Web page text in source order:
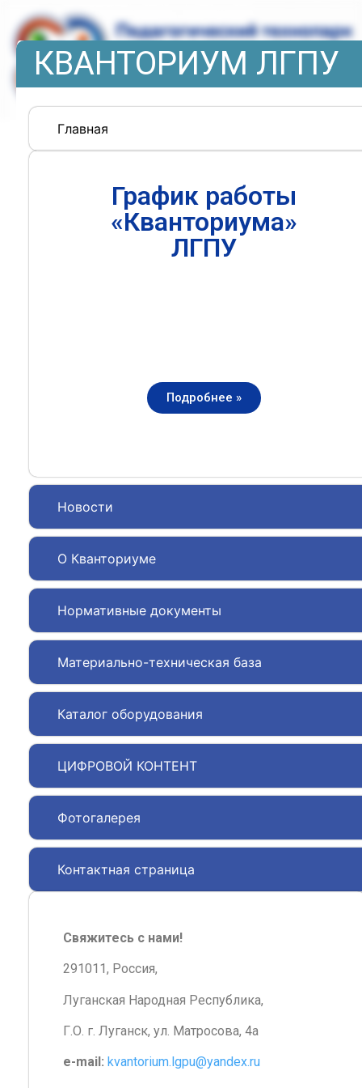
КВАНТОРИУМ ЛГПУ
Главная
Новости
О Кванториуме
Нормативные документы
Материально-техническая база
Каталог оборудования
ЦИФРОВОЙ КОНТЕНТ
Фотогалерея
Контактная страница
График работы
«Кванториума»
ЛГПУ
Подробнее »
Свяжитесь с нами!
291011, Россия,
Луганская Народная Республика,
Г.О. г. Луганск, ул. Матросова, 4а
e-mail: kvantorium.lgpu@yandex.ru